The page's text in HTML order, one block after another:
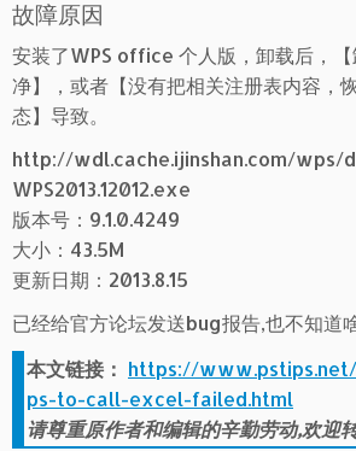
故障原因
安装了WPS office 个人版，卸载后，
净】，或者【没有把相关注册表内容，
态】导致。
http://wdl.cache.ijinshan.com/
WPS2013.12012.exe
版本号：9.1.0.4249
大小：43.5M
更新日期：2013.8.15
已经给官方论坛发送bug报告,也不知道
本文链接： https://
ps-to-call-excel-failed.html
请尊重原作者和编辑的辛勤劳动,欢迎